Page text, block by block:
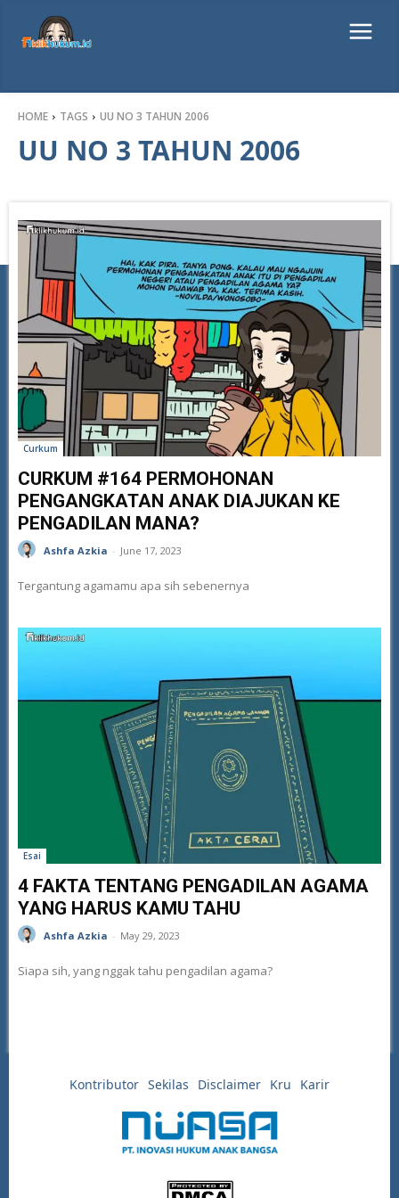
HOME TAGS UU NO 3 TAHUN 2006
UU NO 3 TAHUN 2006
Curkum
CURKUM #164 PERMOHONAN
PENGANGKATAN ANAK DIAJUKAN KE
PENGADILAN MANA?
Ashfa Azkia - June 17, 2023
Tergantung agamamu apa sih sebenernya
Esai
4 FAKTA TENTANG PENGADILAN AGAMA
YANG HARUS KAMU TAHU
Ashfa Azkia - May 29, 2023
Siapa sih, yang nggak tahu pengadilan agama?
Kontributor Sekilas Disclaimer Kru Karir